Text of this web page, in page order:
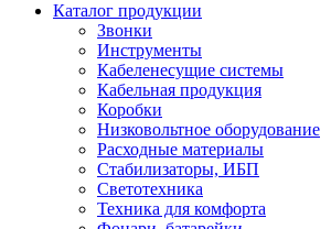
Каталог продукции
Звонки
Инструменты
Кабеленесущие системы
Кабельная продукция
Коробки
Низковольтное оборудование
Расходные материалы
Стабилизаторы, ИБП
Светотехника
Техника для комфорта